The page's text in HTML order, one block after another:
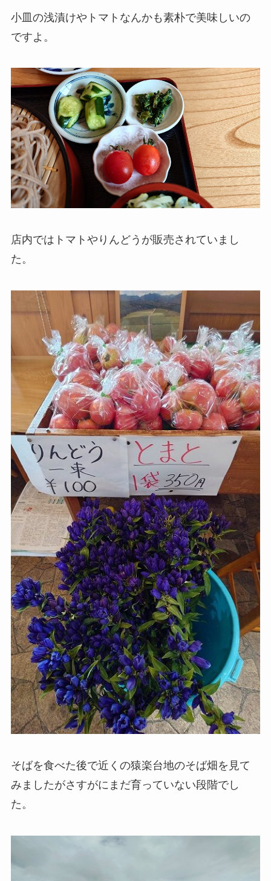
小皿の浅漬けやトマトなんかも素朴で美味しいの
ですよ。
店内ではトマトやりんどうが販売されていまし
た。
そばを食べた後で近くの猿楽台地のそば畑を見て
みましたがさすがにまだ育っていない段階でし
た。